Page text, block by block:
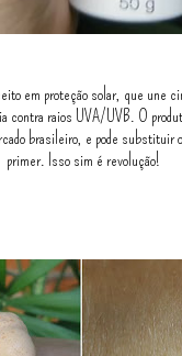
em proteção solar, que une
contra raios UVA/UVB. O
brasileiro, e pode substituir
primer. Isso sim é revolução!